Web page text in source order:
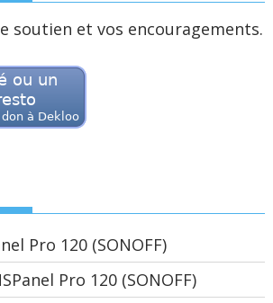
soutien et vos encouragements.
Pro 120 (SONOFF)
Pro 120 (SONOFF)